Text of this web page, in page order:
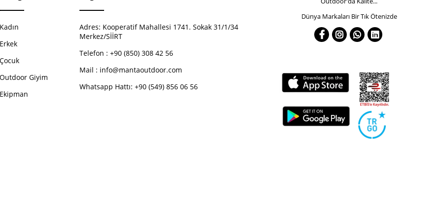
Kadın
Erkek
Çocuk
Outdoor Giyim
Ekipman
Adres: Kooperatif Mahallesi 1741. Sokak 31/1/34
Merkez/SİİRT
Telefon : +90 (850) 308 42 56
Mail : info@mantaoutdoor.com
Whatsapp Hattı: +90 (549) 856 06 56
Dünya Markaları Bir Tık Ötenizde